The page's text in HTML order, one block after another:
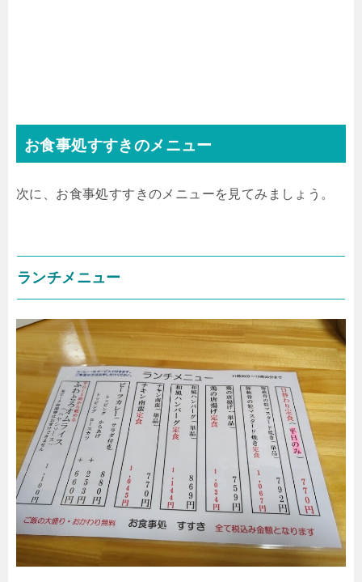
お食事処すすきのメニュー
次に、お食事処すすきのメニューを見てみましょう。
ランチメニュー